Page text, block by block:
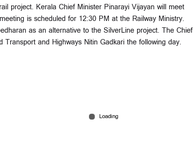
project. Kerala Chief Minister Pinarayi Vijayan will meet
is scheduled for 12:30 PM at the Railway Ministry.
as an alternative to the SilverLine project. The Chief
and Highways Nitin Gadkari the following day.